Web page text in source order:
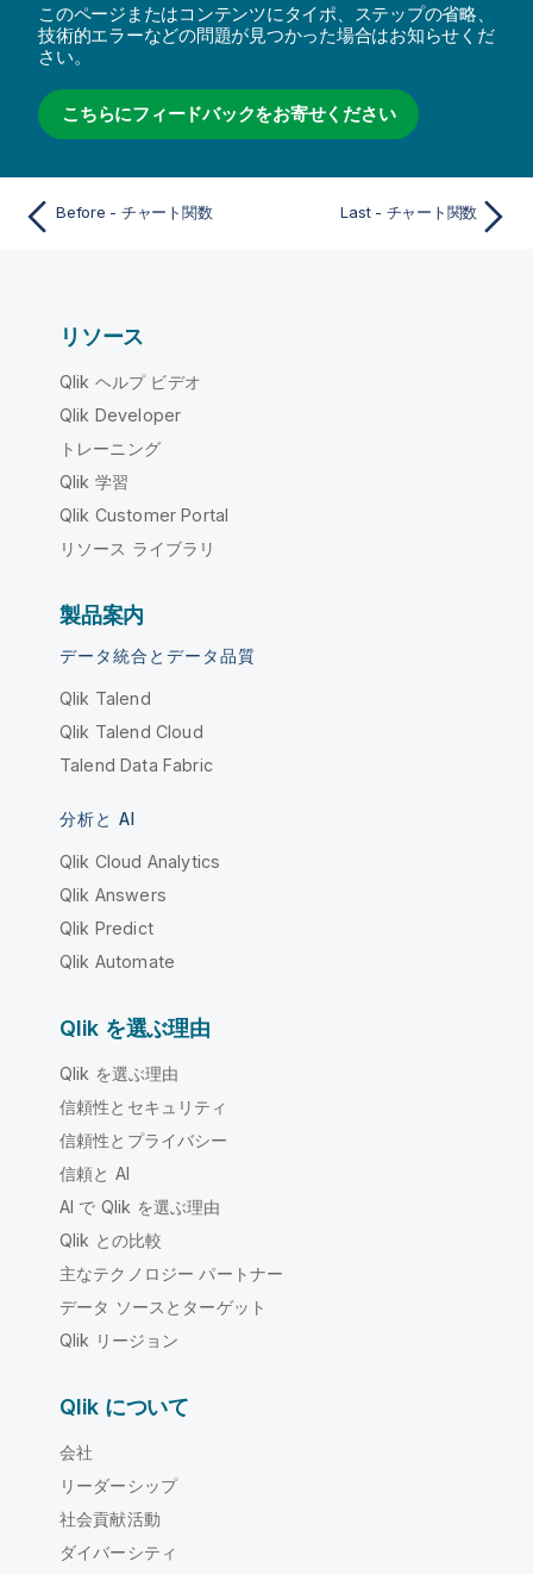
このページまたはコンテンツにタイポ、ステップの省略、
技術的エラーなどの問題が見つかった場合はお知らせくだ
さい。
こちらにフィードバックをお寄せください
Before - チャート関数 Last - チャート関数
リソース
Qlik ヘルプ ビデオ
Qlik Developer
トレーニング
Qlik 学習
Qlik Customer Portal
リソース ライブラリ
製品案内
データ統合とデータ品質
Qlik Talend
Qlik Talend Cloud
Talend Data Fabric
分析と AI
Qlik Cloud Analytics
Qlik Answers
Qlik Predict
Qlik Automate
Qlik を選ぶ理由
Qlik を選ぶ理由
信頼性とセキュリティ
信頼性とプライバシー
信頼と AI
AI で Qlik を選ぶ理由
Qlik との比較
主なテクノロジー パートナー
データ ソースとターゲット
Qlik リージョン
Qlik について
会社
リーダーシップ
社会貢献活動
ダイバーシティ